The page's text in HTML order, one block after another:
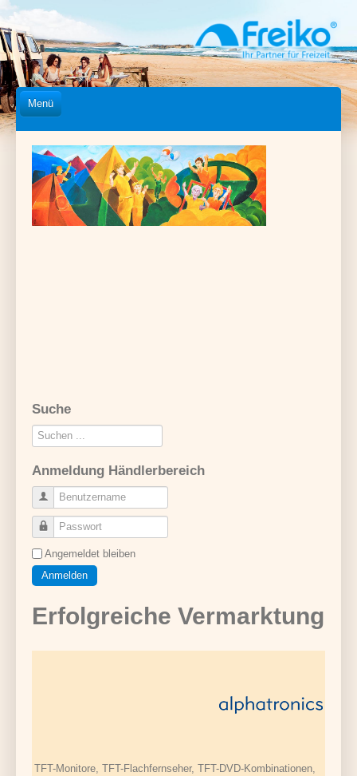
Menü
Kataloge
Händlersuche
Über uns
Messen
Suche
Suchen
...
Anmeldung Händlerbereich
Benutzername
Passwort
Angemeldet bleiben
Anmelden
Erfolgreiche Vermarktung
TFT-Monitore, TFT-Flachfernseher, TFT-DVD-Kombinationen,